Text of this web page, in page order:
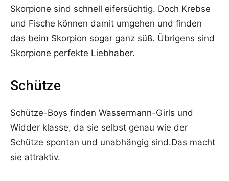
Skorpione sind schnell eifersüchtig. Doch Krebse
und Fische können damit umgehen und finden
das beim Skorpion sogar ganz süß. Übrigens sind
Skorpione perfekte Liebhaber.
Schütze
Schütze-Boys finden Wassermann-Girls und
Widder klasse, da sie selbst genau wie der
Schütze spontan und unabhängig sind.Das macht
sie attraktiv.